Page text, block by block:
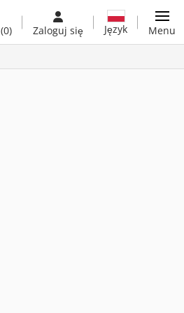
(0) Zaloguj się Język Menu